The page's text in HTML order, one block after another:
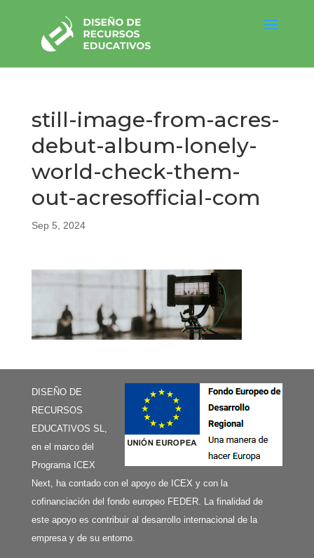
still-image-from-acres-
debut-album-lonely-
world-check-them-
out-acresofficial-com
Sep 5, 2024
DISEÑO DE
RECURSOS
EDUCATIVOS SL,
en el marco del
Programa ICEX
Next, ha contado con el apoyo de ICEX y con la
cofinanciación del fondo europeo FEDER. La finalidad de
este apoyo es contribuir al desarrollo internacional de la
empresa y de su entorno.